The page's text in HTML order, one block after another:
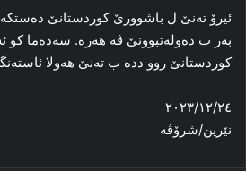
ئیرۆ ته‌نێ ل باشوورێ کوردستانێ
به‌ر ب ده‌وله‌تبوونێ ڤه‌ هه‌رە. سه‌ده‌ما
کوردستانێ روو دده‌ ب ته‌نێ هه‌ولا
٢٠٢٣/١٢/٢٤
نێرین/شرۆڤه‌